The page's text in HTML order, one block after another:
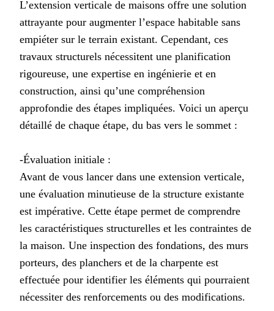
L’extension verticale de maisons offre une solution
attrayante pour augmenter l’espace habitable sans
empiéter sur le terrain existant. Cependant, ces
travaux structurels nécessitent une planification
rigoureuse, une expertise en ingénierie et en
construction, ainsi qu’une compréhension
approfondie des étapes impliquées. Voici un aperçu
détaillé de chaque étape, du bas vers le sommet :
-Évaluation initiale :
Avant de vous lancer dans une extension verticale,
une évaluation minutieuse de la structure existante
est impérative. Cette étape permet de comprendre
les caractéristiques structurelles et les contraintes de
la maison. Une inspection des fondations, des murs
porteurs, des planchers et de la charpente est
effectuée pour identifier les éléments qui pourraient
nécessiter des renforcements ou des modifications.